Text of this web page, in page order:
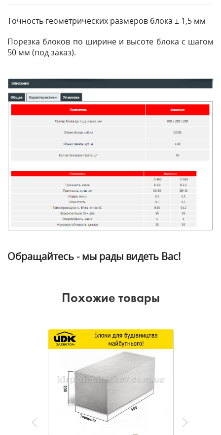
Точность геометрических размеров блока ± 1,5 мм
Порезка блоков по ширине и высоте блока с шагом
50 мм (под заказ).
Обращайтесь - мы рады видеть Вас!
Похожие товары